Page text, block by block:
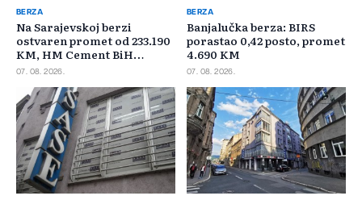
BERZA
Na Sarajevskoj berzi
ostvaren promet od 233.190
KM, HM Cement BiH
najtrgovaniji
07. 08. 2026.
BERZA
Banjalučka berza: BIRS
porastao 0,42 posto, promet
4.690 KM
07. 08. 2026.